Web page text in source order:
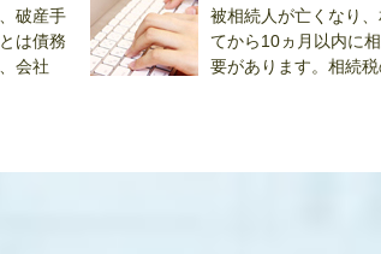
破産手
は債務
会社
被相続人が亡くなり
てから10ヵ月以内に
要があります。相続